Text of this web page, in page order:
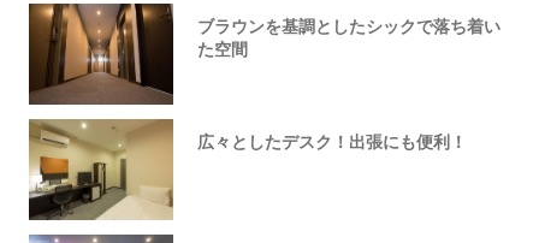
ブラウンを基調としたシックで落ち着い
た空間
広々としたデスク！出張にも便利！